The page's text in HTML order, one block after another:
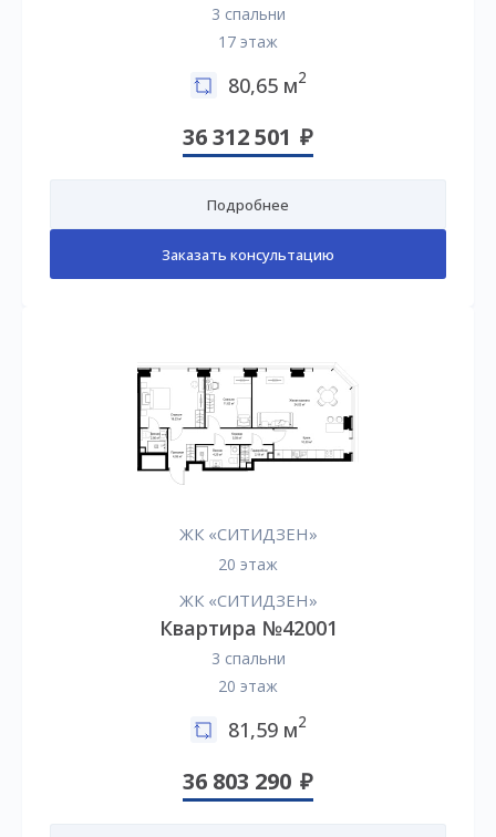
3 спальни
17 этаж
80,65 м2
36 312 501
Подробнее
Заказать консультацию
ЖК «СИТИДЗЕН»
20 этаж
ЖК «СИТИДЗЕН»
Квартира №42001
3 спальни
20 этаж
81,59 м2
36 803 290